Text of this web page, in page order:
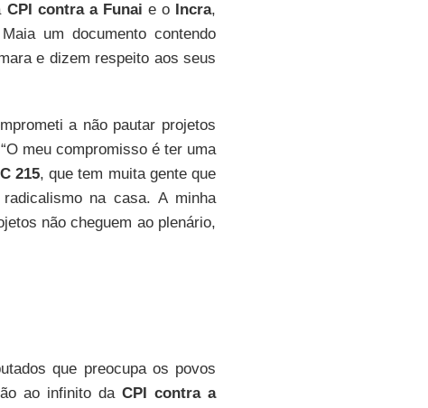
CPI contra a Funai e o Incra,
um documento contendo
e dizem respeito aos seus
a não pautar projetos
meu compromisso é ter uma
215, que tem muita gente que
na casa. A minha
não cheguem ao plenário,
que preocupa os povos
ao infinito da CPI contra a